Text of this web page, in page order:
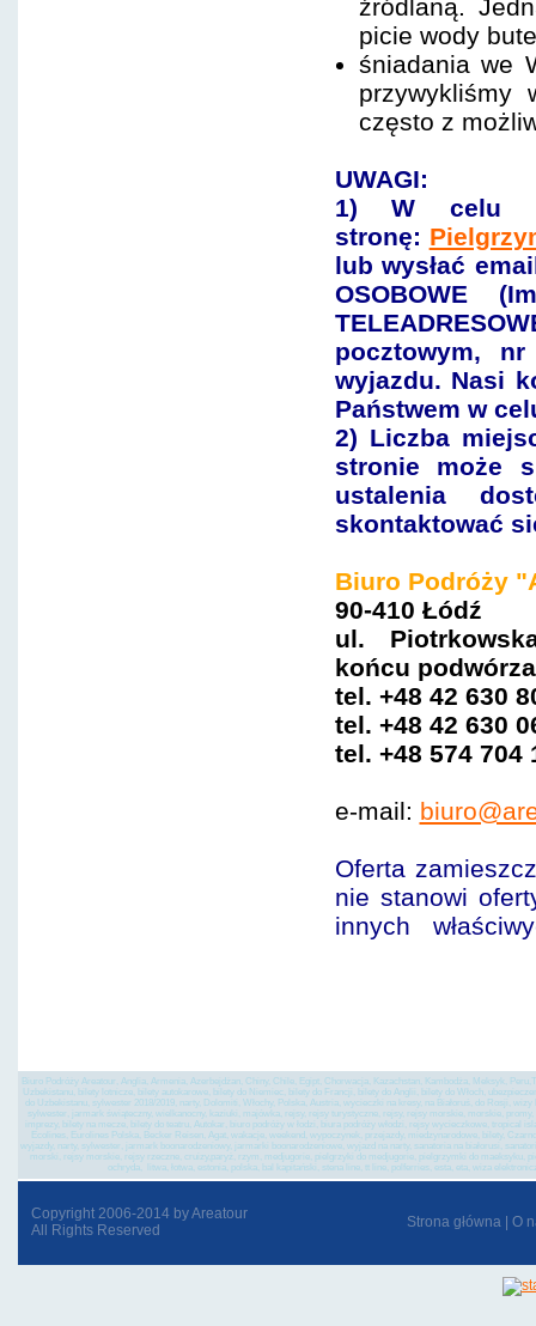
źródlaną.
picie wody
śniadania we
często z
UWAGI:
1) W celu
stronę:
lub wysłać
OSOBOWE
pocztowym,
wyjazdu. Nasi
Państwem w
2) Liczba
stronie może
ustalenia
skontaktować
Biuro Podróży
90-410 Łódź
ul.
końcu
tel. +48 42 630
tel. +48 42 630
tel. +48 574 704
e-mail:
Oferta
nie stanowi
innych
Biuro Podróży Areatour, Anglia, Armenia, Azerbejdżan, Chiny, Chile, Egipt, Chorwacja, Kazachstan, Kambodża, Meksyk,
Uzbekistanu, bilety lotnicze, bilety autokarowe, bilety do Niemiec, bilety do Francji, bilety do Anglii, bilety do Włoch,
do Uzbekistanu, sylwester 2018/2019, narty, Dolomiti, Włochy, Polska, Austria, wycieczki na kresy, na Białoruś, do Rosji,
sylwester, jarmark świąteczny, wielkanocny, kaziuki, majówka, rejsy, rejsy turystyczne, rejsy, rejsy morskie, morskie,
imprezy, bilety na mecze, bilety do teatru, Autokar, biuro podróży w łodzi, biura podróży włodzi, rejsy wycieczkowe,
Ecolines, Eurolines Polska, Becker Reisen, Agat, wakacje, weekend, wypoczynek, przejazdy, miedzynarodowe, bilety,
wyjazdy, narty, sylwester, jarmark boonarodzeniowy, jarmarki boonarodzeniowe, wyjazd na narty, sanatoria na białorusi,
morski, rejsy morskie, rejsy rzeczne, cruizy,paryż, rzym, medjugorie, pielgrzyki do medjugorie, pielgrzymki do maeksyku,
ochryda, litwa, łotwa, estonia, polska, bal kapitański, stena line, tt line, polferries, esta, eta, wiza
Copyright 2006-2014 by Areatour
All Rights Reserved
Strona główna O